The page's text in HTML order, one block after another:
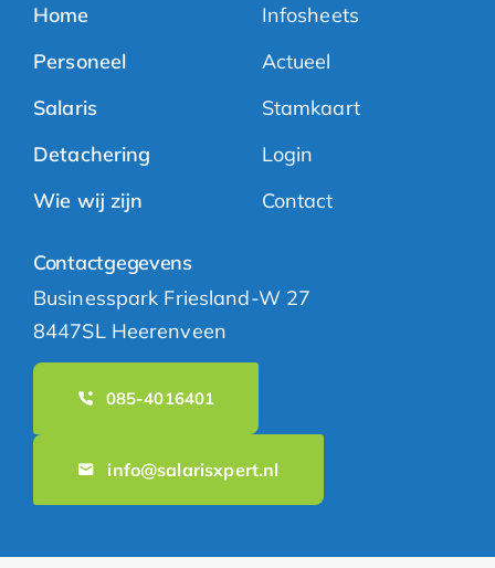
Home
Personeel
Salaris
Detachering
Wie wij zijn
Infosheets
Actueel
Stamkaart
Login
Contact
Contactgegevens
Businesspark Friesland-W 27
8447SL Heerenveen
085-4016401
info@salarisxpert.nl